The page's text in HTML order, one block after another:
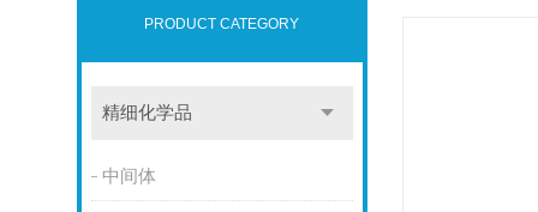
PRODUCT CATEGORY
精细化学品
中间体